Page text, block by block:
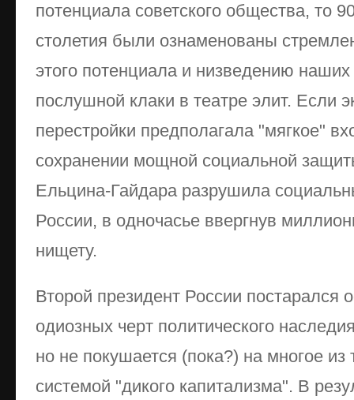
потенциала советского общества, то
столетия были ознаменованы
этого потенциала и низведению
послушной клаки в театре элит. Если
перестройки предполагала "мягкое"
сохранении мощной социальной
Ельцина-Гайдара разрушила
России, в одночасье ввергнув
нищету.
Второй президент России постарался
одиозных черт политического
но не покушается (пока?) на многое из
системой "дикого капитализма". В